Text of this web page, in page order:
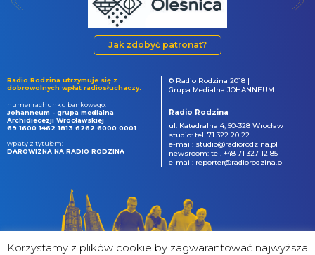
Jak zdobyć patronat?
Radio Rodzina utrzymuje się z
dobrowolnych wpłat radiosłuchaczy.
numer rachunku bankowego:
Johanneum - grupa medialna
Archidiecezji Wrocławskiej
69 1600 1462 1813 6262 6000 0001
wpłaty z tytułem:
DAROWIZNA NA RADIO RODZINA
© Radio Rodzina 2018 |
Grupa Medialna JOHANNEUM
Radio Rodzina
ul. Katedralna 4, 50-328 Wrocław
studio: tel. 71 322 20 22
e-mail: studio@radiorodzina.pl
newsroom: tel. +48 71 327 12 85
e-mail: reporter@radiorodzina.pl
Korzystamy z plików cookie by zagwarantować najwyższa